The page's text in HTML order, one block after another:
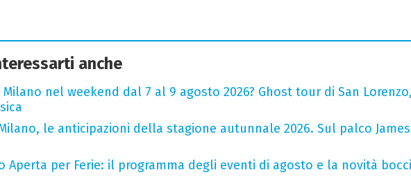
anche
Milano nel weekend dal 7 al 9 agosto 2026? Ghost tour di San
le anticipazioni della stagione autunnale 2026. Sul palco
Aperta per Ferie: il programma degli eventi di agosto e la novità